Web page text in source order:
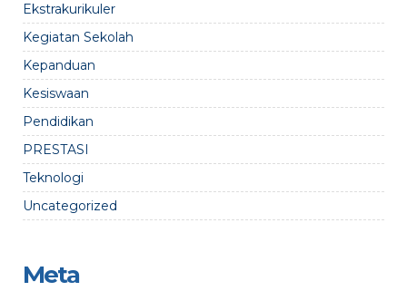
Ekstrakurikuler
Kegiatan Sekolah
Kepanduan
Kesiswaan
Pendidikan
PRESTASI
Teknologi
Uncategorized
Meta